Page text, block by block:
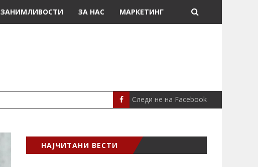
ЗАНИМЛИВОСТИ ЗА НАС МАРКЕТИНГ
СПОРТ МЕСИ ДОНИРАШЕ
Следи не на Facebook
НАЈЧИТАНИ ВЕСТИ